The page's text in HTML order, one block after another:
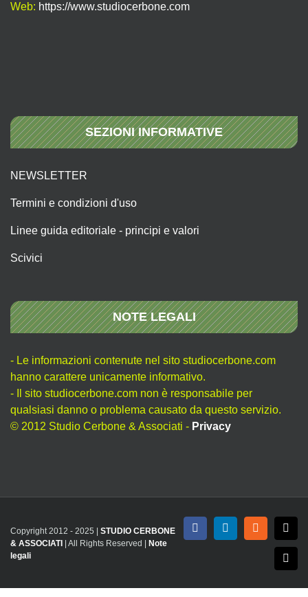
Web: https://www.studiocerbone.com
SEZIONI INFORMATIVE
NEWSLETTER
Termini e condizioni d'uso
Linee guida editoriale - principi e valori
Scivici
NOTE LEGALI
- Le informazioni contenute nel sito studiocerbone.com
hanno carattere unicamente informativo.
- Il sito studiocerbone.com non è responsabile per
qualsiasi danno o problema causato da questo servizio.
© 2012 Studio Cerbone & Associati - Privacy
Copyright 2012 - 2025 | STUDIO CERBONE
& ASSOCIATI
| All Rights Reserved |
Note
legali
FacebookLinkedInRss X